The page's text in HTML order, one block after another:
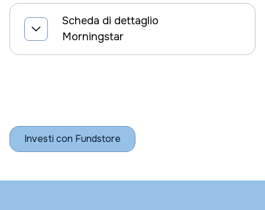
Scheda di dettaglio
Morningstar
Investi con Fundstore